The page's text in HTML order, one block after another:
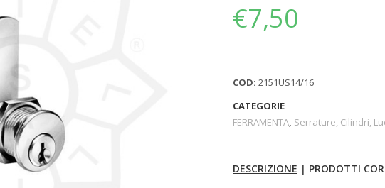
€7,50
COD: 2151US14/16
CATEGORIE
FERRAMENTA, Serrature, Cilindri,
DESCRIZIONE | PRODOTTI